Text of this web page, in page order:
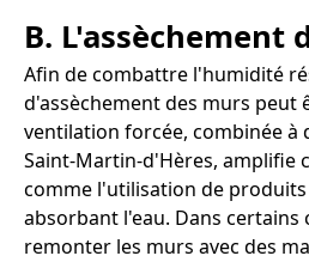
B. L'assèchement
Afin de combattre l'humidité
d'assèchement des murs peut
ventilation forcée, combinée à
Saint-Martin-d'Hères, amplifie
comme l'utilisation de
absorbant l'eau. Dans certains
remonter les murs avec des